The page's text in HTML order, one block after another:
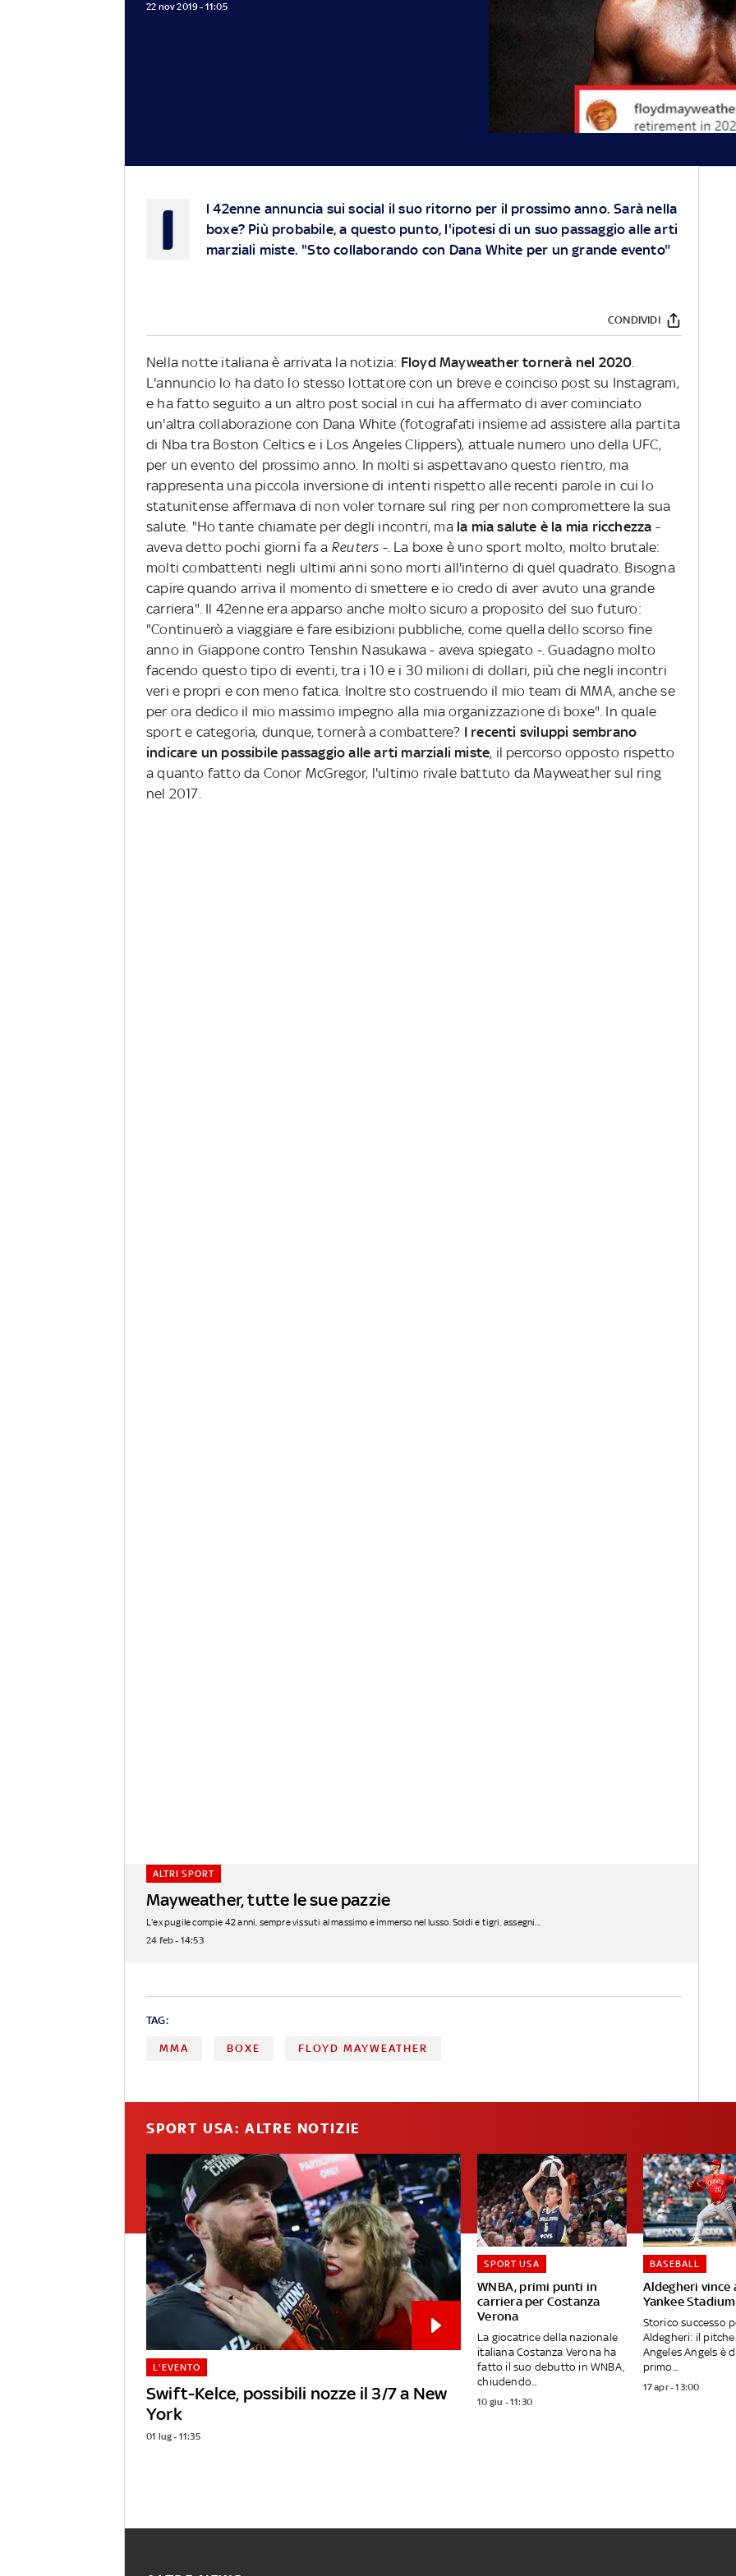
22 nov 2019 - 11:05
I
l 42enne annuncia sui social il suo ritorno per il prossimo anno. Sarà nella
boxe? Più probabile, a questo punto, l'ipotesi di un suo passaggio alle arti
marziali miste. "Sto collaborando con Dana White per un grande evento"
CONDIVIDI
Nella notte italiana è arrivata la notizia: Floyd Mayweather tornerà nel 2020
L'annuncio lo ha dato lo stesso lottatore con un breve e coinciso post su Instagram,
e ha fatto seguito a un altro post social in cui ha affermato di aver cominciato
un'altra collaborazione con Dana White (fotografati insieme ad assistere alla partita
di Nba tra Boston Celtics e i Los Angeles Clippers), attuale numero uno della UFC,
per un evento del prossimo anno. In molti si aspettavano questo rientro, ma
rappresenta una piccola inversione di intenti rispetto alle recenti parole in cui lo
statunitense affermava di non voler tornare sul ring per non compromettere la sua
salute. "Ho tante chiamate per degli incontri, mala mia salute è la mia ricchezza -
aveva detto pochi giorni fa a Reuters -. La boxe è uno sport molto, molto brutale:
molti combattenti negli ultimi anni sono morti all'interno di quel quadrato. Bisogna
capire quando arriva il momento di smettere e io credo di aver avuto una grande
carriera". Il 42enne era apparso anche molto sicuro a proposito del suo futuro:
"Continuerò a viaggiare e fare esibizioni pubbliche, come quella dello scorso fine
anno in Giappone contro Tenshin Nasukawa - aveva spiegato -. Guadagno molto
facendo questo tipo di eventi, tra i 10 e i 30 milioni di dollari, più che negli incontri
veri e propri e con meno fatica. Inoltre sto costruendo il mio team di MMA, anche se
per ora dedico il mio massimo impegno alla mia organizzazione di boxe". In quale
sport e categoria, dunque, tornerà a combattere? I recenti sviluppi sembrano
indicare un possibile passaggio alle arti marziali miste, il percorso opposto rispetto
a quanto fatto da Conor McGregor, l'ultimo rivale battuto da Mayweather sul ring
nel 2017.
Mayweather, tutte le sue pazzie
ALTRI SPORT
L'ex pugile compie 42 anni, sempre vissuti al massimo e immerso nel lusso. Soldi e tigri, assegni...
24 feb - 14:53
TAG:
MMA BOXE FLOYD MAYWEATHER
SPORT USA: ALTRE NOTIZIE
Swift-Kelce, possibili nozze il 3/7 a New
York
L'EVENTO
01 lug - 11:35
WNBA, primi punti in
carriera per Costanza
Verona
SPORT USA
La giocatrice della nazionale
italiana Costanza Verona ha
fatto il suo debutto in WNBA,
chiudendo...
10 giu - 11:30
Aldegheri vince
Yankee
BASEBALL
Storico successo
Aldegheri: il
Angeles Angels è
primo...
17 apr - 13:00